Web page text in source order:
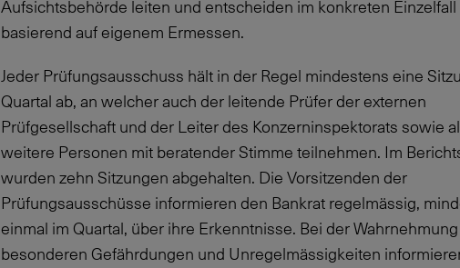
Aufsichtsbehörde leiten und entscheiden im konkreten Einzelfall
basierend auf eigenem Ermessen.
Jeder Prüfungsausschuss hält in der Regel mindestens eine
Quartal ab, an welcher auch der leitende Prüfer der externen
Prüfgesellschaft und der Leiter des Konzerninspektorats sowie
weitere Personen mit beratender Stimme teilnehmen. Im
wurden zehn Sitzungen abgehalten. Die Vorsitzenden der
Prüfungsausschüsse informieren den Bankrat regelmässig,
einmal im Quartal, über ihre Erkenntnisse. Bei der
besonderen Gefährdungen und Unregelmässigkeiten